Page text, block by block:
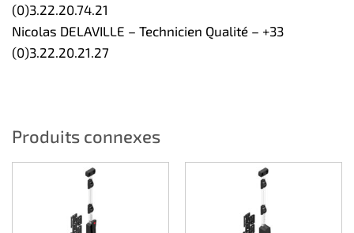
(0)3.22.20.74.21
Nicolas DELAVILLE – Technicien Qualité – +33
(0)3.22.20.21.27
Produits connexes